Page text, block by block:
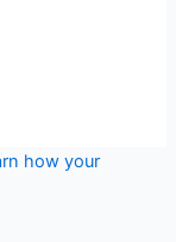
how your